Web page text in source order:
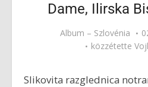
Dame, Ilirska
Album – Szlovénia
közzétette
Slikovita razglednica